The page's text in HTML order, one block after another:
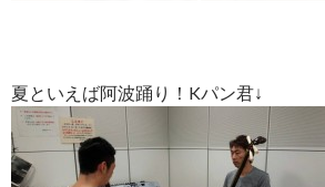
夏といえば阿波踊り！Kパン君↓